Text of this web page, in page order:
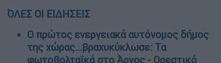
ΌΛΕΣ ΟΙ ΕΙΔΗΣΕΙΣ
Ο πρώτος ενεργειακά αυτόνομος δήμος
της χώρας…βραχυκύκλωσε: Τα
φωτοβολταϊκά στο Άργος - Ορεστικό